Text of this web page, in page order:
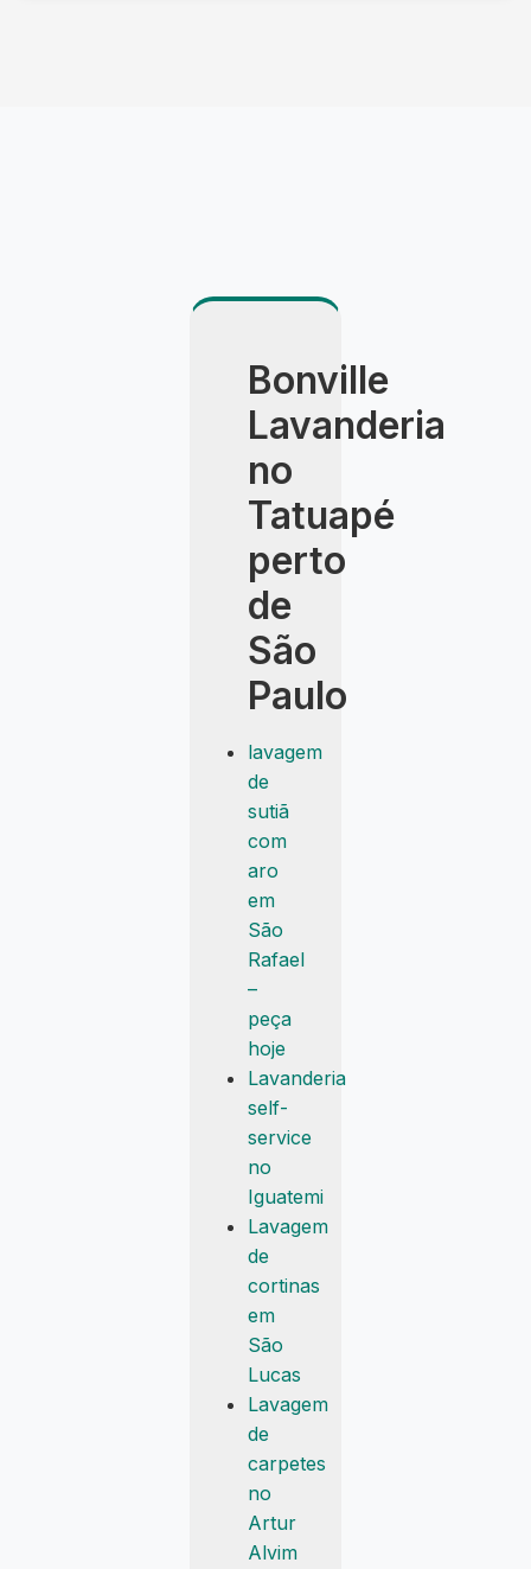
Bonville
Lavanderia
no
Tatuapé
perto
de
São
Paulo
lavagem
de
sutiã
com
aro
em
São
Rafael
–
peça
hoje
Lavanderia
self-
service
no
Iguatemi
Lavagem
de
cortinas
em
São
Lucas
Lavagem
de
carpetes
no
Artur
Alvim